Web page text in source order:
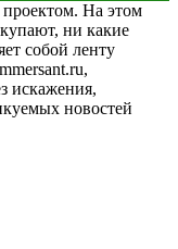
На этом
ни какие
собой ленту
искажения,
новостей